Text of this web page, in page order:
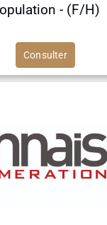
- (F/H)
Consulter